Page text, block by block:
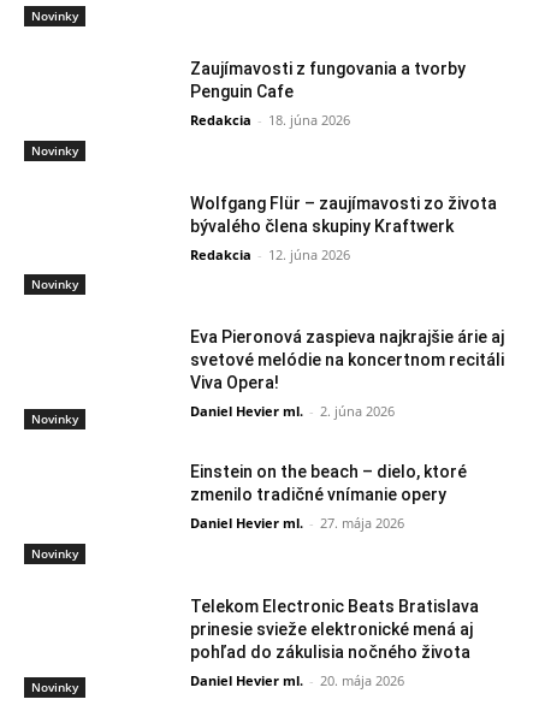
Novinky
Novinky
Zaujímavosti z fungovania a tvorby
Penguin Cafe
Redakcia - 18. júna 2026
Novinky
Wolfgang Flür – zaujímavosti zo života
bývalého člena skupiny Kraftwerk
Redakcia - 12. júna 2026
Novinky
Eva Pieronová zaspieva najkrajšie árie aj
svetové melódie na koncertnom recitáli
Viva Opera!
Daniel Hevier ml. - 2. júna 2026
Novinky
Einstein on the beach – dielo, ktoré
zmenilo tradičné vnímanie opery
Daniel Hevier ml. - 27. mája 2026
Novinky
Telekom Electronic Beats Bratislava
prinesie svieže elektronické mená aj
pohľad do zákulisia nočného života
Daniel Hevier ml. - 20. mája 2026